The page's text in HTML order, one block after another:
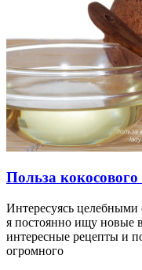
Польза
Интересуясь целебными
я постоянно ищу новые
интересные рецепты и
огромного